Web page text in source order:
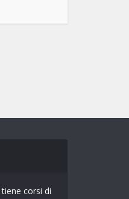
tiene corsi di